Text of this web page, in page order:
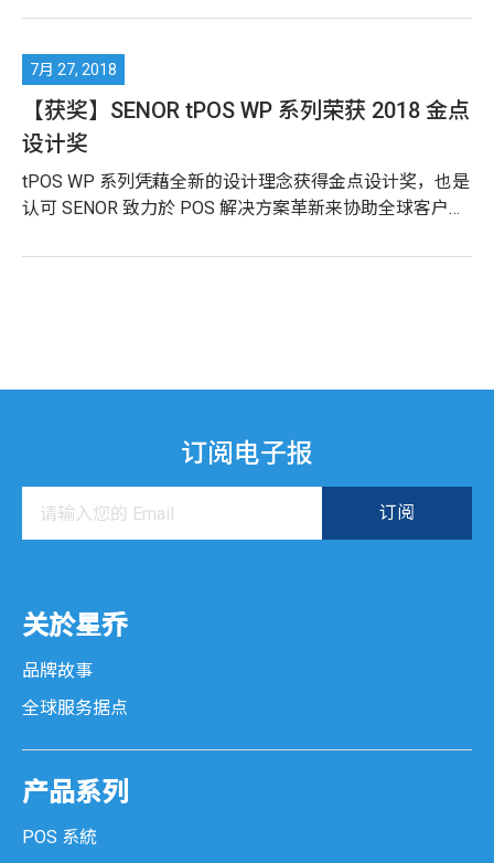
【获奖】SENOR tPOS WP 系列荣获 2018 金点
设计奖
tPOS WP 系列凭藉全新的设计理念获得金点设计奖，也是
认可 SENOR 致力於 POS 解决方案革新来协助全球客户的
订阅电子报
关於星乔
品牌故事
全球服务据点
产品系列
POS 系統